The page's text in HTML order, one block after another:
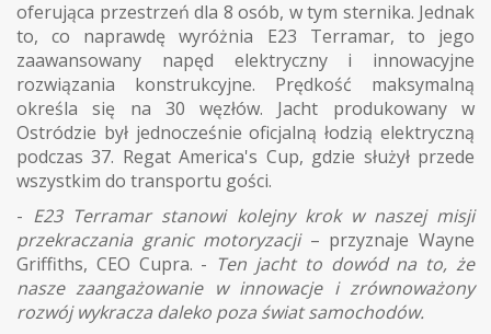
oferująca przestrzeń dla 8 osób, w tym sternika. Jednak
to, co naprawdę wyróżnia E23 Terramar, to jego
zaawansowany napęd elektryczny i innowacyjne
rozwiązania konstrukcyjne. Prędkość maksymalną
określa się na 30 węzłów. Jacht produkowany w
Ostródzie był jednocześnie oficjalną łodzią elektryczną
podczas 37. Regat America's Cup, gdzie służył przede
wszystkim do transportu gości.
- E23 Terramar stanowi kolejny krok w naszej misji
przekraczania granic motoryzacji – przyznaje Wayne
Griffiths, CEO Cupra. - Ten jacht to dowód na to, że
nasze zaangażowanie w innowacje i zrównoważony
rozwój wykracza daleko poza świat samochodów.